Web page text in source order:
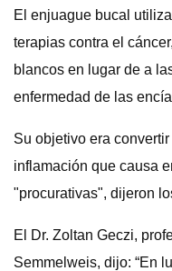
El enjuague bucal
terapias contra el
blancos en lugar de a
enfermedad de las
Su objetivo era
inflamación que causa
"procurativas", dijeron
El Dr. Zoltan Geczi,
Semmelweis, dijo: “En